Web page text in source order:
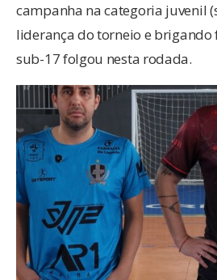
campanha na categoria juvenil
liderança do torneio e brigando
sub-17 folgou nesta rodada.